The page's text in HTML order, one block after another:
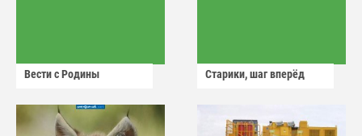
Вести с Родины Старики, шаг вперёд